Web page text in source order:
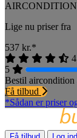
Lige nu priser fra
537 kr.*
5
Bestil aircondition
Få tilbud
*Sådan er priser